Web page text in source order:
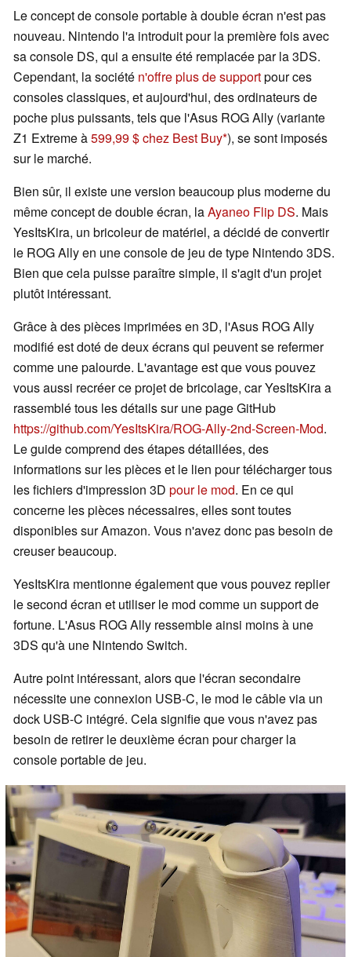
Le concept de console portable à double écran n'est pas
nouveau. Nintendo l'a introduit pour la première fois avec
sa console DS, qui a ensuite été remplacée par la 3DS.
Cependant, la société n'offre plus de supportpour ces
consoles classiques, et aujourd'hui, des ordinateurs de
poche plus puissants, tels que l'Asus ROG Ally (variante
Z1 Extreme à599,99 $ chez Best Buy ), se sont imposés
sur le marché.
Bien sûr, il existe une version beaucoup plus moderne du
même concept de double écran, laAyaneo Flip DS. Mais
YesItsKira, un bricoleur de matériel, a décidé de convertir
le ROG Ally en une console de jeu de type Nintendo 3DS.
Bien que cela puisse paraître simple, il s'agit d'un projet
plutôt intéressant.
Grâce à des pièces imprimées en 3D, l'Asus ROG Ally
modifié est doté de deux écrans qui peuvent se refermer
comme une palourde. L'avantage est que vous pouvez
vous aussi recréer ce projet de bricolage, car YesItsKira a
rassemblé tous les détails sur une page GitHub
https://github.com/YesItsKira/ROG-Ally-2nd-Screen-Mod.
Le guide comprend des étapes détaillées, des
informations sur les pièces et le lien pour télécharger tous
les fichiers d'impression 3D pour le mod. En ce qui
concerne les pièces nécessaires, elles sont toutes
disponibles sur Amazon. Vous n'avez donc pas besoin de
creuser beaucoup.
YesItsKira mentionne également que vous pouvez replier
le second écran et utiliser le mod comme un support de
fortune. L'Asus ROG Ally ressemble ainsi moins à une
3DS qu'à une Nintendo Switch.
Autre point intéressant, alors que l'écran secondaire
nécessite une connexion USB-C, le mod le câble via un
dock USB-C intégré. Cela signifie que vous n'avez pas
besoin de retirer le deuxième écran pour charger la
console portable de jeu.